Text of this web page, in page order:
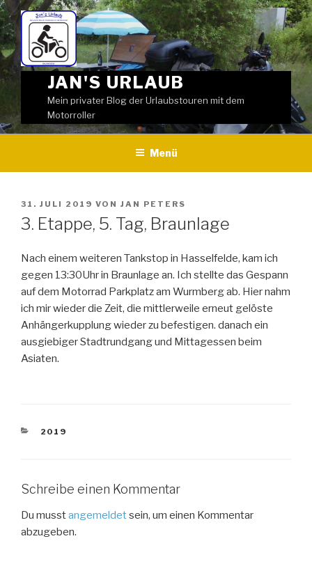
Weiter
zum
Inhalt
JAN'S URLAUB
Mein privater Blog der Urlaubstouren mit dem
Motorroller
Menü
VERÖFFENTLICHT
AM
31. JULI 2019 VON JAN PETERS
3. Etappe, 5. Tag, Braunlage
Nach einem weiteren Tankstop in Hasselfelde, kam ich
gegen 13:30Uhr in Braunlage an. Ich stellte das Gespann
auf dem Motorrad Parkplatz am Wurmberg ab. Hier nahm
ich mir wieder die Zeit, die mittlerweile erneut gelöste
Anhängerkupplung wieder zu befestigen. danach ein
ausgiebiger Stadtrundgang und Mittagessen beim
Asiaten.
KATEGORIEN
2019
Schreibe einen Kommentar
Du musstangemeldetsein, um einen Kommentar
abzugeben.